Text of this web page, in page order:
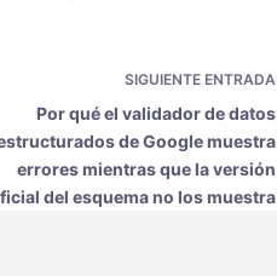
SIGUIENTE ENTRADA
Por qué el validador de datos
de Google muestra
errores mientras que la versión
del esquema no los muestra